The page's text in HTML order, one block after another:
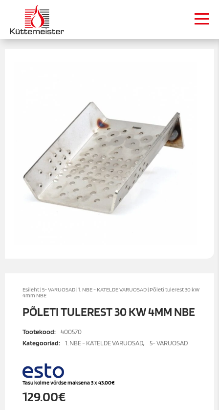
Esileht| 5- VARUOSAD|1. NBE - KATELDE VARUOSAD| Põleti tulerest 30 kW
4mm NBE
PÕLETI TULEREST 30 KW 4MM NBE
Tootekood:
400570
Kategooriad:
1. NBE - KATELDE VARUOSAD, 5- VARUOSAD
Tasu kolme võrdse maksena 3 x43.00€
129.00€